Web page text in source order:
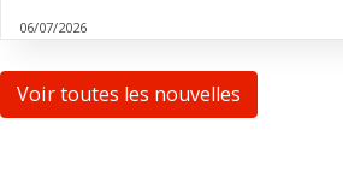
06/07/2026
Voir toutes les nouvelles